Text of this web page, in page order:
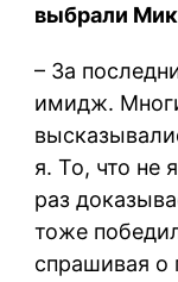
выбрали
– За
имидж.
я. То, что не
раз
тоже
спрашивая о